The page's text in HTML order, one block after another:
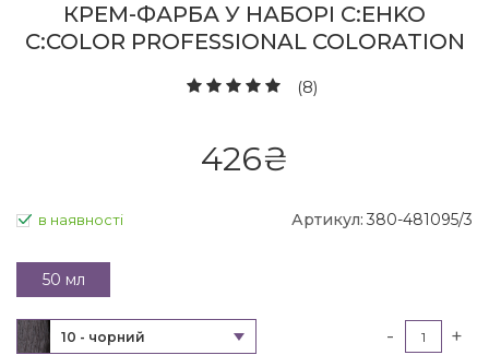
КРЕМ-ФАРБА У НАБОРІ C:EHKO
C:COLOR PROFESSIONAL COLORATION
(8)
426₴
в наявності Артикул: 380-481095/3
50 мл
10 - чорний - +